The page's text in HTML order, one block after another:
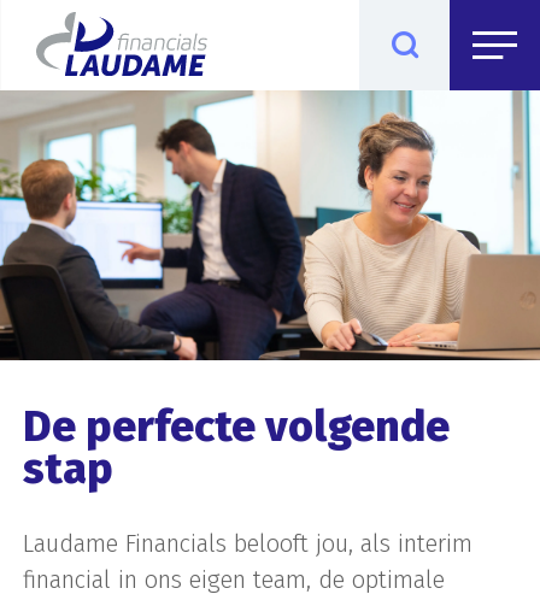
De perfecte volgende
stap
Laudame Financials belooft jou, als interim
financial in ons eigen team, de optimale